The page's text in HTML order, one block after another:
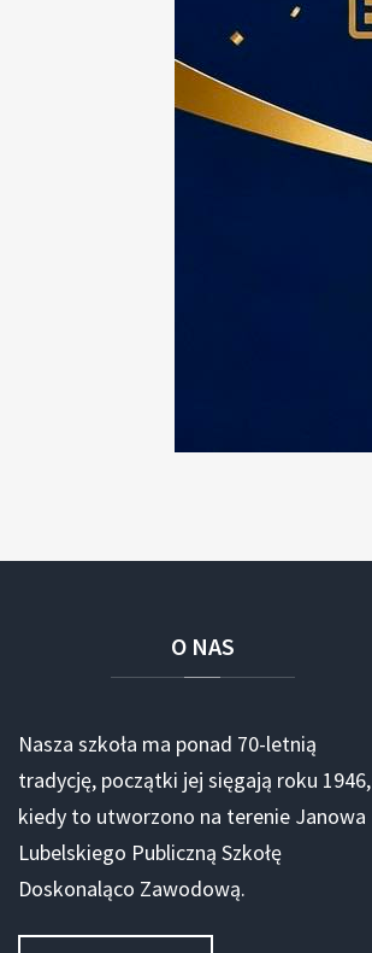
O NAS
Nasza szkoła ma ponad 70-letnią
tradycję, początki jej sięgają roku 1946,
kiedy to utworzono na terenie Janowa
Lubelskiego Publiczną Szkołę
Doskonaląco Zawodową.